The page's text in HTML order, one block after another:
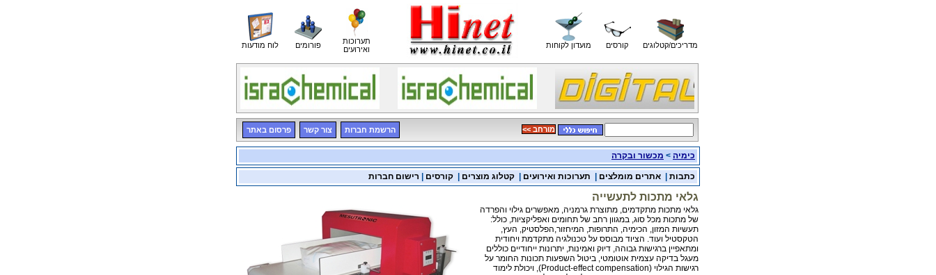
לוח מודעות פורומים
תערוכות
ואירועים
מועדון לקוחות קורסים מדריכים/קטלוגים
הרשמת חברות צור קשר פרסום באתר << מורחב
כימיה > מכשור ובקרה
כתבות אתרים מומלצים תערוכות ואירועים קטלוג מוצרים קורסים רישום חברות
גלאי מתכות לתעשייה
גלאי מתכות מתקדמים, מתוצרת גרמניה, מאפשרים גילוי והפרדה
של מתכות מכל סוג, במגוון רחב של תחומים ואפליקציות, כולל:
תעשיות המזון, הכימיה, התרופות, המיחזור,הפלסטיק, העץ,
הטקסטיל ועוד. הציוד מבוסס על טכנולגיה מתקדמת ויחודית
ומתאפיין ברגישות גבוהה, דיוק ואמינות, יתרונות ייחודיים כוללים
מעגל בדיקה עצמית אוטומטי, ביטול השפעות תכונות החומר על
רגישות הגילוי (Product-effect compensation), ויכולת לימוד